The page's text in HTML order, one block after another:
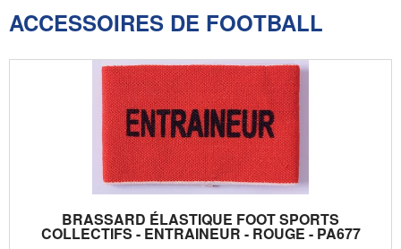
ACCESSOIRES DE FOOTBALL
BRASSARD ÉLASTIQUE FOOT SPORTS
COLLECTIFS - ENTRAINEUR - ROUGE - PA677